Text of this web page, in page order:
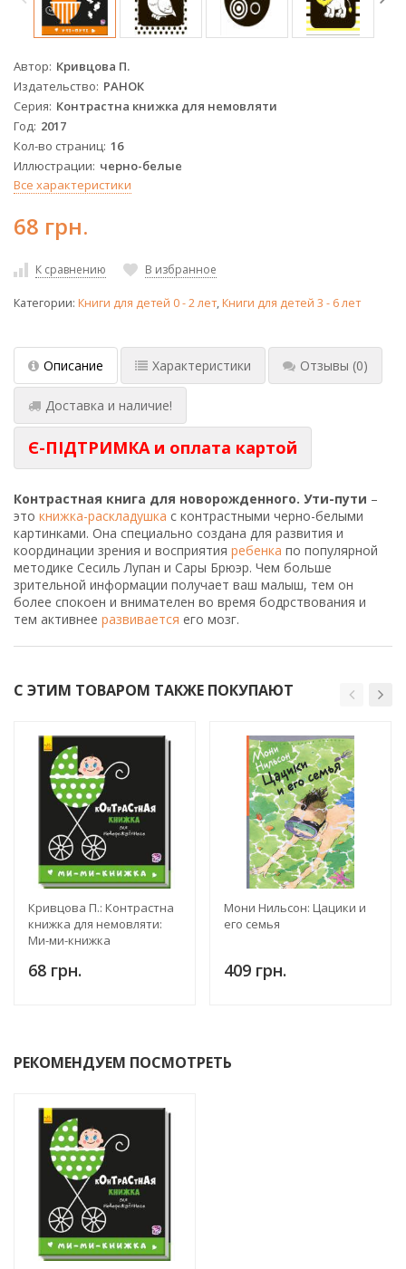
Автор Кривцова П.
Издательство РАНОК
Серия Контрастна книжка для немовляти
Год 2017
Кол-во страниц 16
Иллюстрации черно-белые
Все характеристики
68 грн.
К сравнению В избранное
Категории: Книги для детей 0 - 2 лет,Книги для детей 3 - 6 лет
Описание Характеристики Отзывы (0)
Доставка и наличие!
Є-ПІДТРИМКА и оплата картой
Контрастная книга для новорожденного. Ути-пути –
это книжка-раскладушка с контрастными черно-белыми
картинками. Она специально создана для развития и
координации зрения и восприятия ребенка по популярной
методике Сесиль Лупан и Сары Брюэр. Чем больше
зрительной информации получает ваш малыш, тем он
более спокоен и внимателен во время бодрствования и
тем активнее развивается его мозг.
С ЭТИМ ТОВАРОМ ТАКЖЕ ПОКУПАЮТ
Кривцова П.: Контрастна
книжка для немовляти:
Ми-ми-книжка
68 грн.
Мони Нильсон: Цацики и
его семья
409 грн.
РЕКОМЕНДУЕМ ПОСМОТРЕТЬ